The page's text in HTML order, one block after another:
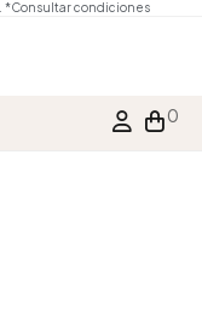
*Consultar condiciones
0